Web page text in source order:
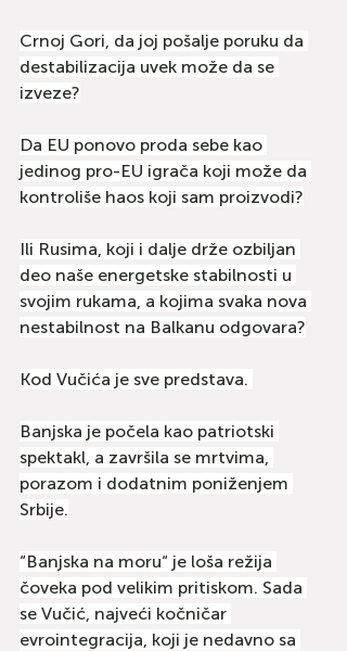
Crnoj Gori, da joj pošalje poruku da
destabilizacija uvek može da se
izveze?
Da EU ponovo proda sebe kao
jedinog pro-EU igrača koji može da
kontroliše haos koji sam proizvodi?
Ili Rusima, koji i dalje drže ozbiljan
deo naše energetske stabilnosti u
svojim rukama, a kojima svaka nova
nestabilnost na Balkanu odgovara?
Kod Vučića je sve predstava.
Banjska je počela kao patriotski
spektakl, a završila se mrtvima,
porazom i dodatnim poniženjem
Srbije.
“Banjska na moru“ je loša režija
čoveka pod velikim pritiskom. Sada
se Vučić, najveći kočničar
evrointegracija, koji je nedavno sa